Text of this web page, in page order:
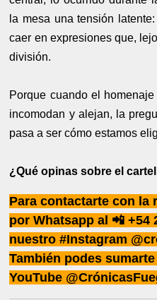
la mesa una tensión
caer en expresiones que,
división.
Porque cuando el
incomodan y alejan, la
pasa a ser cómo estamos
¿Qué opinas sobre el
Para contactarte con la
por Whatsapp al 📲 +54
nuestro #Instagram
También podes
YouTube